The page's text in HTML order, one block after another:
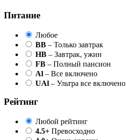
Питание
Любое
BB – Только завтрак
HB – Завтрак, ужин
FB – Полный пансион
Al – Все включено
UAl – Ультра все включено
Рейтинг
Любой рейтинг
4.5+ Превосходно